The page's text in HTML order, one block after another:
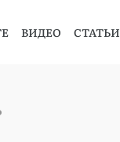
ВИДЕО СТАТЬИ